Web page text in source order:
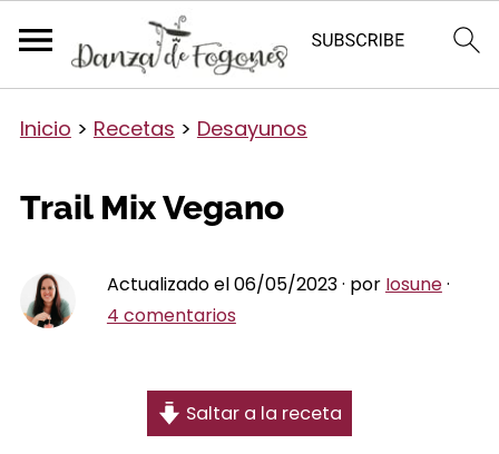
Inicio > Recetas > Desayunos
Trail Mix Vegano
Actualizado el 06/05/2023 · por Iosune·
4 comentarios
Saltar a la receta